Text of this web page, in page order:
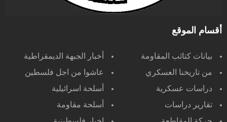
أقسام الموقع
بيانات كتائب المقاومة
أخبار الجبهة الديمقراطية
من تاريخنا العسكري
عاشوا من اجل فلسطين
دراسات عسكرية
أسلحة اسرائيلية
تقارير دراسات
أسلحة مقاومة